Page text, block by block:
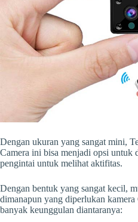
Dengan ukuran yang sangat mini,
Camera ini bisa menjadi opsi untuk
pengintai untuk melihat aktifitas.
Dengan bentuk yang sangat kecil,
dimanapun yang diperlukan
banyak keunggulan diantaranya: